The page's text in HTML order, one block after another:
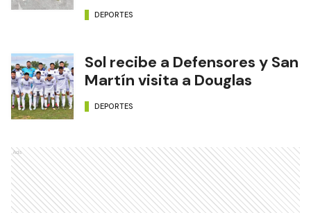
DEPORTES
Sol recibe a Defensores y San
Martín visita a Douglas
DEPORTES
Ads